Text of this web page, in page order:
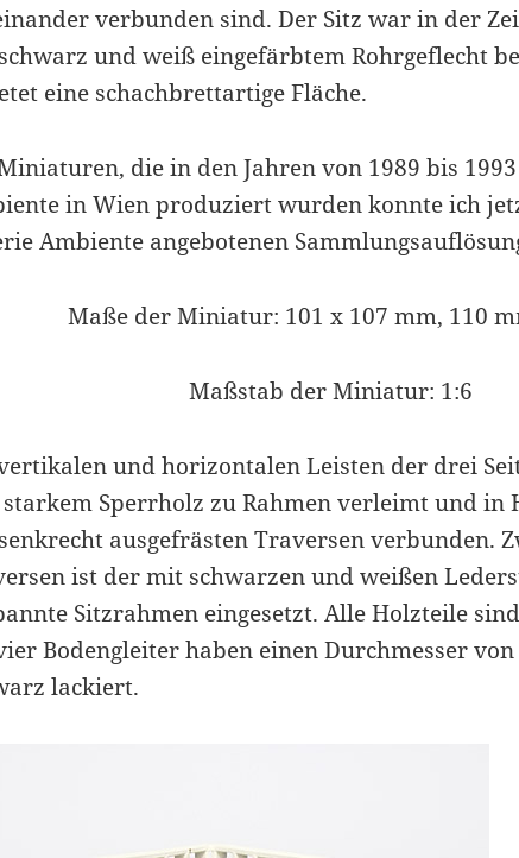
verbunden sind. Der Sitz war in der
und weiß eingefärbtem Rohrgeflecht
eine schachbrettartige Fläche.
die in den Jahren von 1989 bis
in Wien produziert wurden konnte ich
Ambiente angebotenen
Maße der Miniatur: 101 x 107 mm, 110
Maßstab der Miniatur: 1:6
und horizontalen Leisten der drei
Sperrholz zu Rahmen verleimt und in
ausgefrästen Traversen verbunden.
ist der mit schwarzen und weißen
Sitzrahmen eingesetzt. Alle Holzteile
Bodengleiter haben einen Durchmesser
lackiert.